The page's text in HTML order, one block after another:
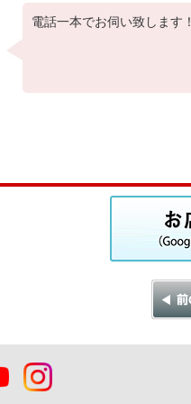
電話一本でお伺い致します！